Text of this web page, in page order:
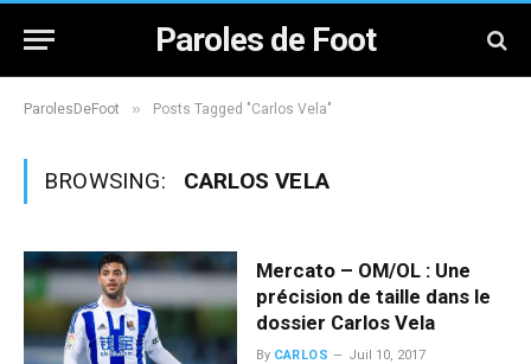
Paroles de Foot
ParolesDeFoot » Posts Tagged "Carlos Vela"
BROWSING: CARLOS VELA
Mercato – OM/OL : Une
précision de taille dans le
dossier Carlos Vela
By CARLOS Juil 10, 2017